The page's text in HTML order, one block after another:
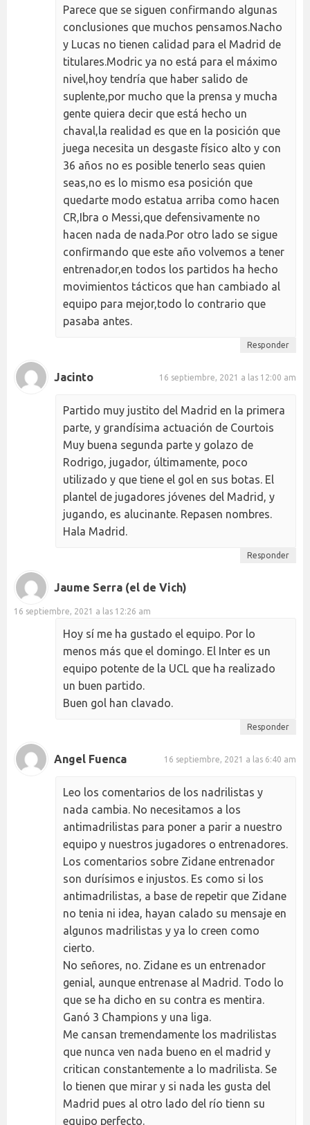
Parece que se siguen confirmando algunas
conclusiones que muchos pensamos.Nacho
y Lucas no tienen calidad para el Madrid de
titulares.Modric ya no está para el máximo
nivel,hoy tendría que haber salido de
suplente,por mucho que la prensa y mucha
gente quiera decir que está hecho un
chaval,la realidad es que en la posición que
juega necesita un desgaste físico alto y con
36 años no es posible tenerlo seas quien
seas,no es lo mismo esa posición que
quedarte modo estatua arriba como hacen
CR,Ibra o Messi,que defensivamente no
hacen nada de nada.Por otro lado se sigue
confirmando que este año volvemos a tener
entrenador,en todos los partidos ha hecho
movimientos tácticos que han cambiado al
equipo para mejor,todo lo contrario que
pasaba antes.
Responder
Jacinto 16 septiembre, 2021 a las 12:00 am
Partido muy justito del Madrid en la primera
parte, y grandísima actuación de Courtois
Muy buena segunda parte y golazo de
Rodrigo, jugador, últimamente, poco
utilizado y que tiene el gol en sus botas. El
plantel de jugadores jóvenes del Madrid, y
jugando, es alucinante. Repasen nombres.
Hala Madrid.
Responder
Jaume Serra (el de Vich)
16 septiembre, 2021 a las 12:26 am
Hoy sí me ha gustado el equipo. Por lo
menos más que el domingo. El Inter es un
equipo potente de la UCL que ha realizado
un buen partido.
Buen gol han clavado.
Responder
Angel Fuenca 16 septiembre, 2021 a las 6:40 am
Leo los comentarios de los nadrilistas y
nada cambia. No necesitamos a los
antimadrilistas para poner a parir a nuestro
equipo y nuestros jugadores o entrenadores.
Los comentarios sobre Zidane entrenador
son durísimos e injustos. Es como si los
antimadrilistas, a base de repetir que Zidane
no tenia ni idea, hayan calado su mensaje en
algunos madrilistas y ya lo creen como
cierto.
No señores, no. Zidane es un entrenador
genial, aunque entrenase al Madrid. Todo lo
que se ha dicho en su contra es mentira.
Ganó 3 Champions y una liga.
Me cansan tremendamente los madrilistas
que nunca ven nada bueno en el madrid y
critican constantemente a lo madrilista. Se
lo tienen que mirar y si nada les gusta del
Madrid pues al otro lado del río tienn su
equipo perfecto.